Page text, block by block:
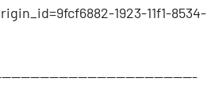
1923-11f1-8534-